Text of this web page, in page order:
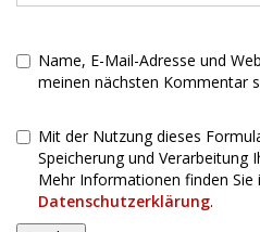
Name, E-Mail-Adresse und
meinen nächsten Kommentar
Mit der Nutzung dieses
Speicherung und Verarbeitung
Mehr Informationen finden Sie
Datenschutzerklärung.